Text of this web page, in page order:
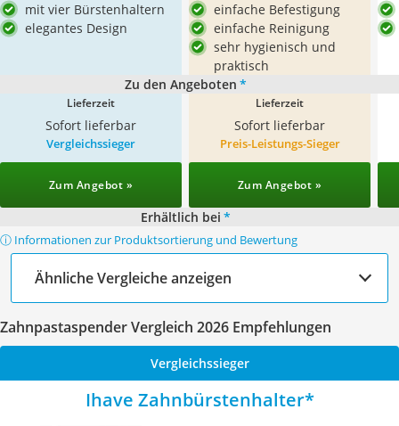
mit vier Bürstenhaltern
elegantes Design
einfache Befestigung
einfache Reinigung
sehr hygienisch und
praktisch
Zu den Angeboten *
Lieferzeit
Sofort lieferbar
Lieferzeit
Sofort lieferbar
Vergleichssieger
Zum Angebot »
Preis-Leistungs-Sieger
Zum Angebot »
Erhältlich bei *
ⓘ Informationen zur Produktsortierung und Bewertung
Ähnliche Vergleiche anzeigen
Zahnpastaspender Vergleich 2026 Empfehlungen
Vergleichssieger
Ihave Zahnbürstenhalter